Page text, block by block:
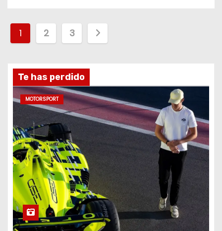
g
n
a
c
ó
n
1 2 3
Te has perdido
MOTORSPORT